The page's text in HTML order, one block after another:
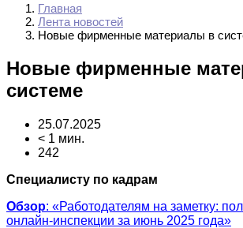
Главная
Лента новостей
Новые фирменные материалы в
Новые фирменные
системе
25.07.2025
< 1 мин.
242
Специалисту по кадрам
Обзор: «Работодателям на заметку:
онлайн-инспекции за июнь 2025 года»